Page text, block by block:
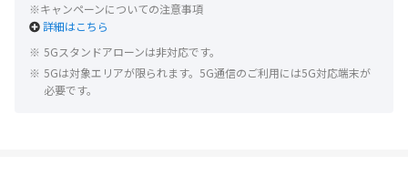
※キャンペーンについての注意事項
詳細はこちら
※ 5Gスタンドアローンは非対応です。
※ 5Gは対象エリアが限られます。5G通信のご利用には5G対応端末が
必要です。